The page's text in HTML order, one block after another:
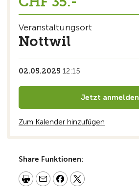
Veranstaltungsort
Nottwil
02.05.2025 12:15
Jetzt anmelden
Zum Kalender hinzufügen
Share Funktionen: